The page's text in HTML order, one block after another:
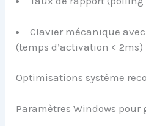
Clavier mécanique
(temps d’activation < 2ms)
Optimisations système
Paramètres Windows pour